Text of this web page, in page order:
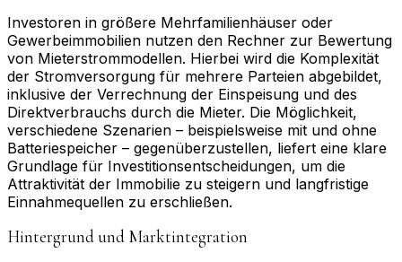
Investoren in größere Mehrfamilienhäuser oder
Gewerbeimmobilien nutzen den Rechner zur Bewertung
von Mieterstrommodellen. Hierbei wird die Komplexität
der Stromversorgung für mehrere Parteien abgebildet,
inklusive der Verrechnung der Einspeisung und des
Direktverbrauchs durch die Mieter. Die Möglichkeit,
verschiedene Szenarien – beispielsweise mit und ohne
Batteriespeicher – gegenüberzustellen, liefert eine klare
Grundlage für Investitionsentscheidungen, um die
Attraktivität der Immobilie zu steigern und langfristige
Einnahmequellen zu erschließen.
Hintergrund und Marktintegration